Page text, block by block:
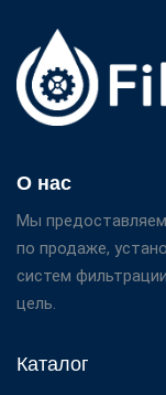
О нас
Мы
по продаже,
систем
цель.
Каталог